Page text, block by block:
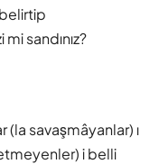
sandınız?
(la savaşmâyanlar) ı
i belli